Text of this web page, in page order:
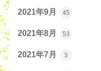
2021年9月 45
2021年8月 53
2021年7月 3